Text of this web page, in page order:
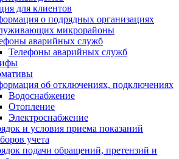
для клиентов
о подрядных организациях
микрорайоны
аварийных служб
Телефоны аварийных служб
об отключениях, подключениях
Водоснабжение
Отопление
Электроснабжение
и условия приема показаний
учета
подачи обращений, претензий и